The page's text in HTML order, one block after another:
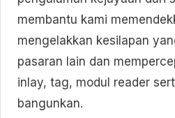
membantu kami
mengelakkan kesilapan
pasaran lain dan
inlay, tag, modul reader
bangunkan.